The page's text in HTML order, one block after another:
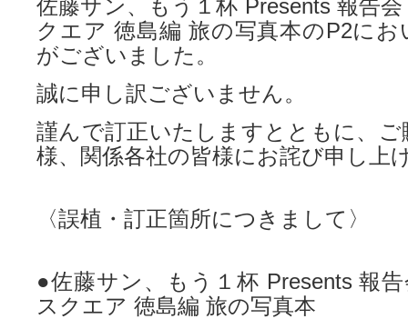
佐藤サン、もう１杯 Presents 報告
クエア 徳島編 旅の写真本のP2に
がございました。
誠に申し訳ございません。
謹んで訂正いたしますとともに、
様、関係各社の皆様にお詫び申し上
〈誤植・訂正箇所につきまして〉
●佐藤サン、もう１杯 Presents 報
スクエア 徳島編 旅の写真本